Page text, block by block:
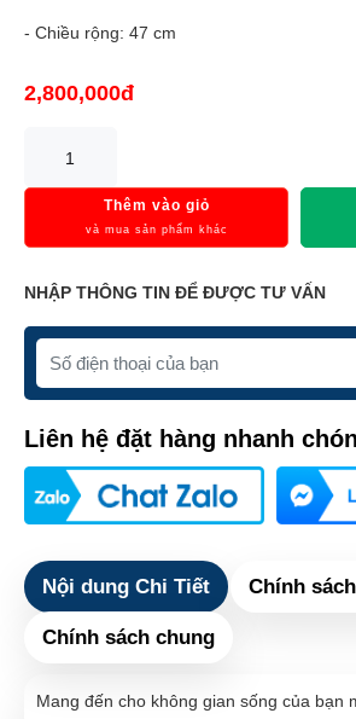
- Chiều rộng: 47 cm
2,800,000đ
Thêm vào giỏ
và mua sản phẩm khác
NHẬP THÔNG TIN ĐỂ ĐƯỢC TƯ VẤN
Liên hệ đặt hàng nhanh
Nội dung Chi Tiết Chính
Chính sách chung
Mang đến cho không gian sống của bạn